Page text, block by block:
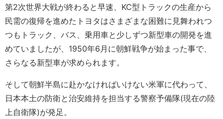
第2次世界大戦が終わると早速、KC型トラックの生産から
民需の復帰を進めたトヨタはさまざまな困難に見舞われつ
つもトラック、バス、乗用車と少しずつ新型車の開発を進
めていましたが、1950年6月に朝鮮戦争が始まった事で、
さらなる新型車が求められます。
そして朝鮮半島に赴かなければいけない米軍に代わって、
日本本土の防衛と治安維持を担当する警察予備隊(現在の陸
上自衛隊)が発足。